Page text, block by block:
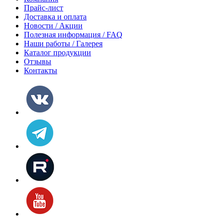
Прайс-лист
Доставка и оплата
Новости / Акции
Полезная информация / FAQ
Наши работы / Галерея
Каталог продукции
Отзывы
Контакты